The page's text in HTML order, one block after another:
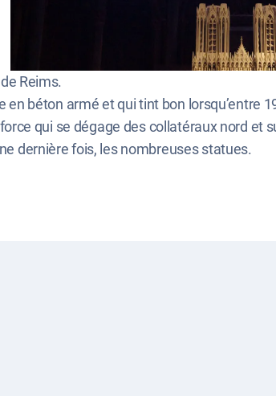
Reims.
béton armé et qui tint bon lorsqu’entre
qui se dégage des collatéraux nord et
dernière fois, les nombreuses statues.